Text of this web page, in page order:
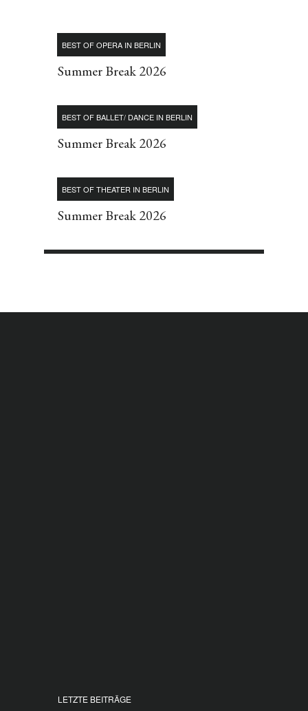
BEST OF OPERA IN BERLIN
Summer Break 2026
BEST OF BALLET/ DANCE IN BERLIN
Summer Break 2026
BEST OF THEATER IN BERLIN
Summer Break 2026
LETZTE BEITRÄGE